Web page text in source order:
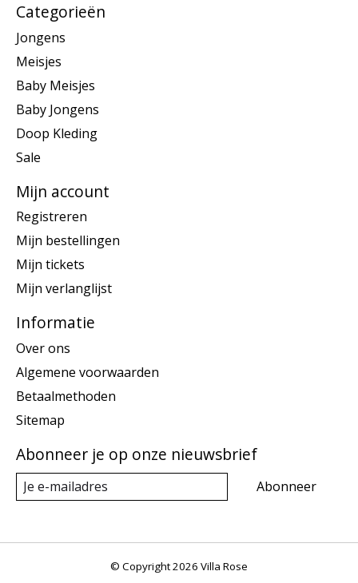
Categorieën
Jongens
Meisjes
Baby Meisjes
Baby Jongens
Doop Kleding
Sale
Mijn account
Registreren
Mijn bestellingen
Mijn tickets
Mijn verlanglijst
Informatie
Over ons
Algemene voorwaarden
Betaalmethoden
Sitemap
Abonneer je op onze nieuwsbrief
Abonneer
© Copyright 2026 Villa Rose